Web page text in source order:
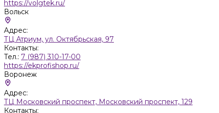
https://volgtek.ru/
Вольск
Адрес:
ТЦ Атриум, ул. Октябрьская, 97
Контакты:
Тел.: 7 (987) 310-17-00
https://ekprofishop.ru/
Воронеж
Адрес:
ТЦ Московский проспект, Московский проспект, 129
Контакты: